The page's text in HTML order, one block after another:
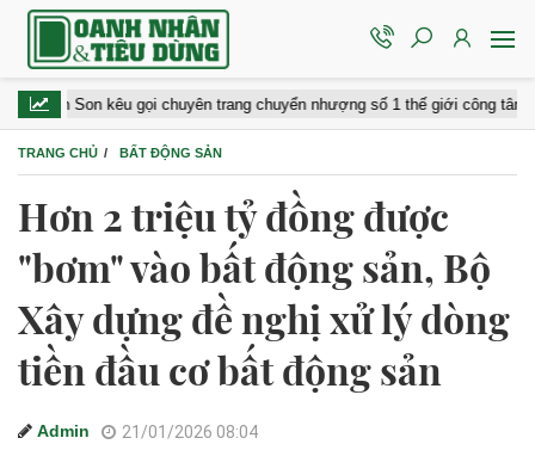
Son kêu gọi chuyên trang chuyển nhượng số 1 thế giới công tâm với đội
TRANG CHỦ BẤT ĐỘNG SẢN
Hơn 2 triệu tỷ đồng được
"bơm" vào bất động sản, Bộ
Xây dựng đề nghị xử lý dòng
tiền đầu cơ bất động sản
Admin 21/01/2026 08:04